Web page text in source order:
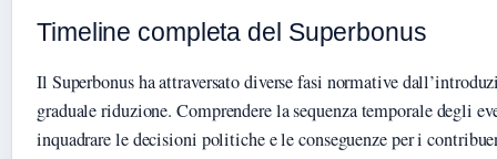
Timeline completa del Superbonus
Il Superbonus ha attraversato diverse fasi normative
graduale riduzione. Comprendere la sequenza temporale degli
inquadrare le decisioni politiche e le conseguenze per i